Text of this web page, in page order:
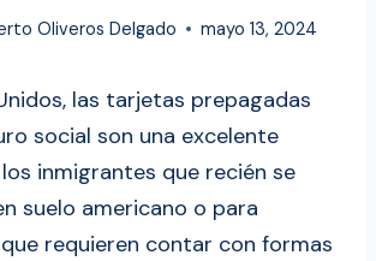
Oliveros Delgado mayo 13, 2024
las tarjetas prepagadas
social son una excelente
inmigrantes que recién se
suelo americano o para
requieren contar con formas